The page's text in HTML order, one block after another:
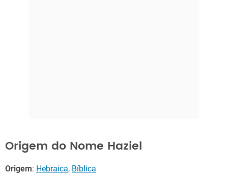
Origem do Nome Haziel
Origem: Hebraica, Bíblica